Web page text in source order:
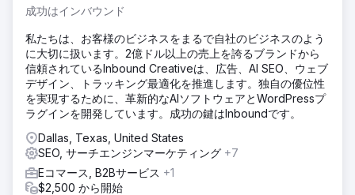
成功はインバウンド
私たちは、お客様のビジネスをまるで自社のビジネスのよう
に大切に扱います。2億ドル以上の売上を誇るブランドから
信頼されているInbound Creativeは、広告、AI SEO、ウェブ
デザイン、トラッキング最適化を推進します。独自の優位性
を実現するために、革新的なAIソフトウェアとWordPressプ
ラグインを開発しています。成功の鍵はInboundです。
Dallas, Texas, United States
SEO, サーチエンジンマーケティング +7
Eコマース, B2Bサービス +1
$2,500 から開始